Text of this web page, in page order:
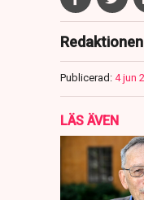
Redaktionen
Publicerad: 4 jun
LÄS ÄVEN